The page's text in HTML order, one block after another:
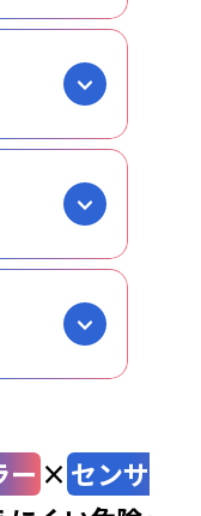
ー × センサ